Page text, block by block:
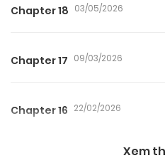
Chapter 18 03/05/2026
Chapter 17 09/03/2026
Chapter 16 22/02/2026
Xem